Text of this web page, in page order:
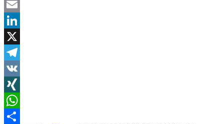
Facebook
Email
LinkedIn
X
Telegram
VK
XING
WhatsApp